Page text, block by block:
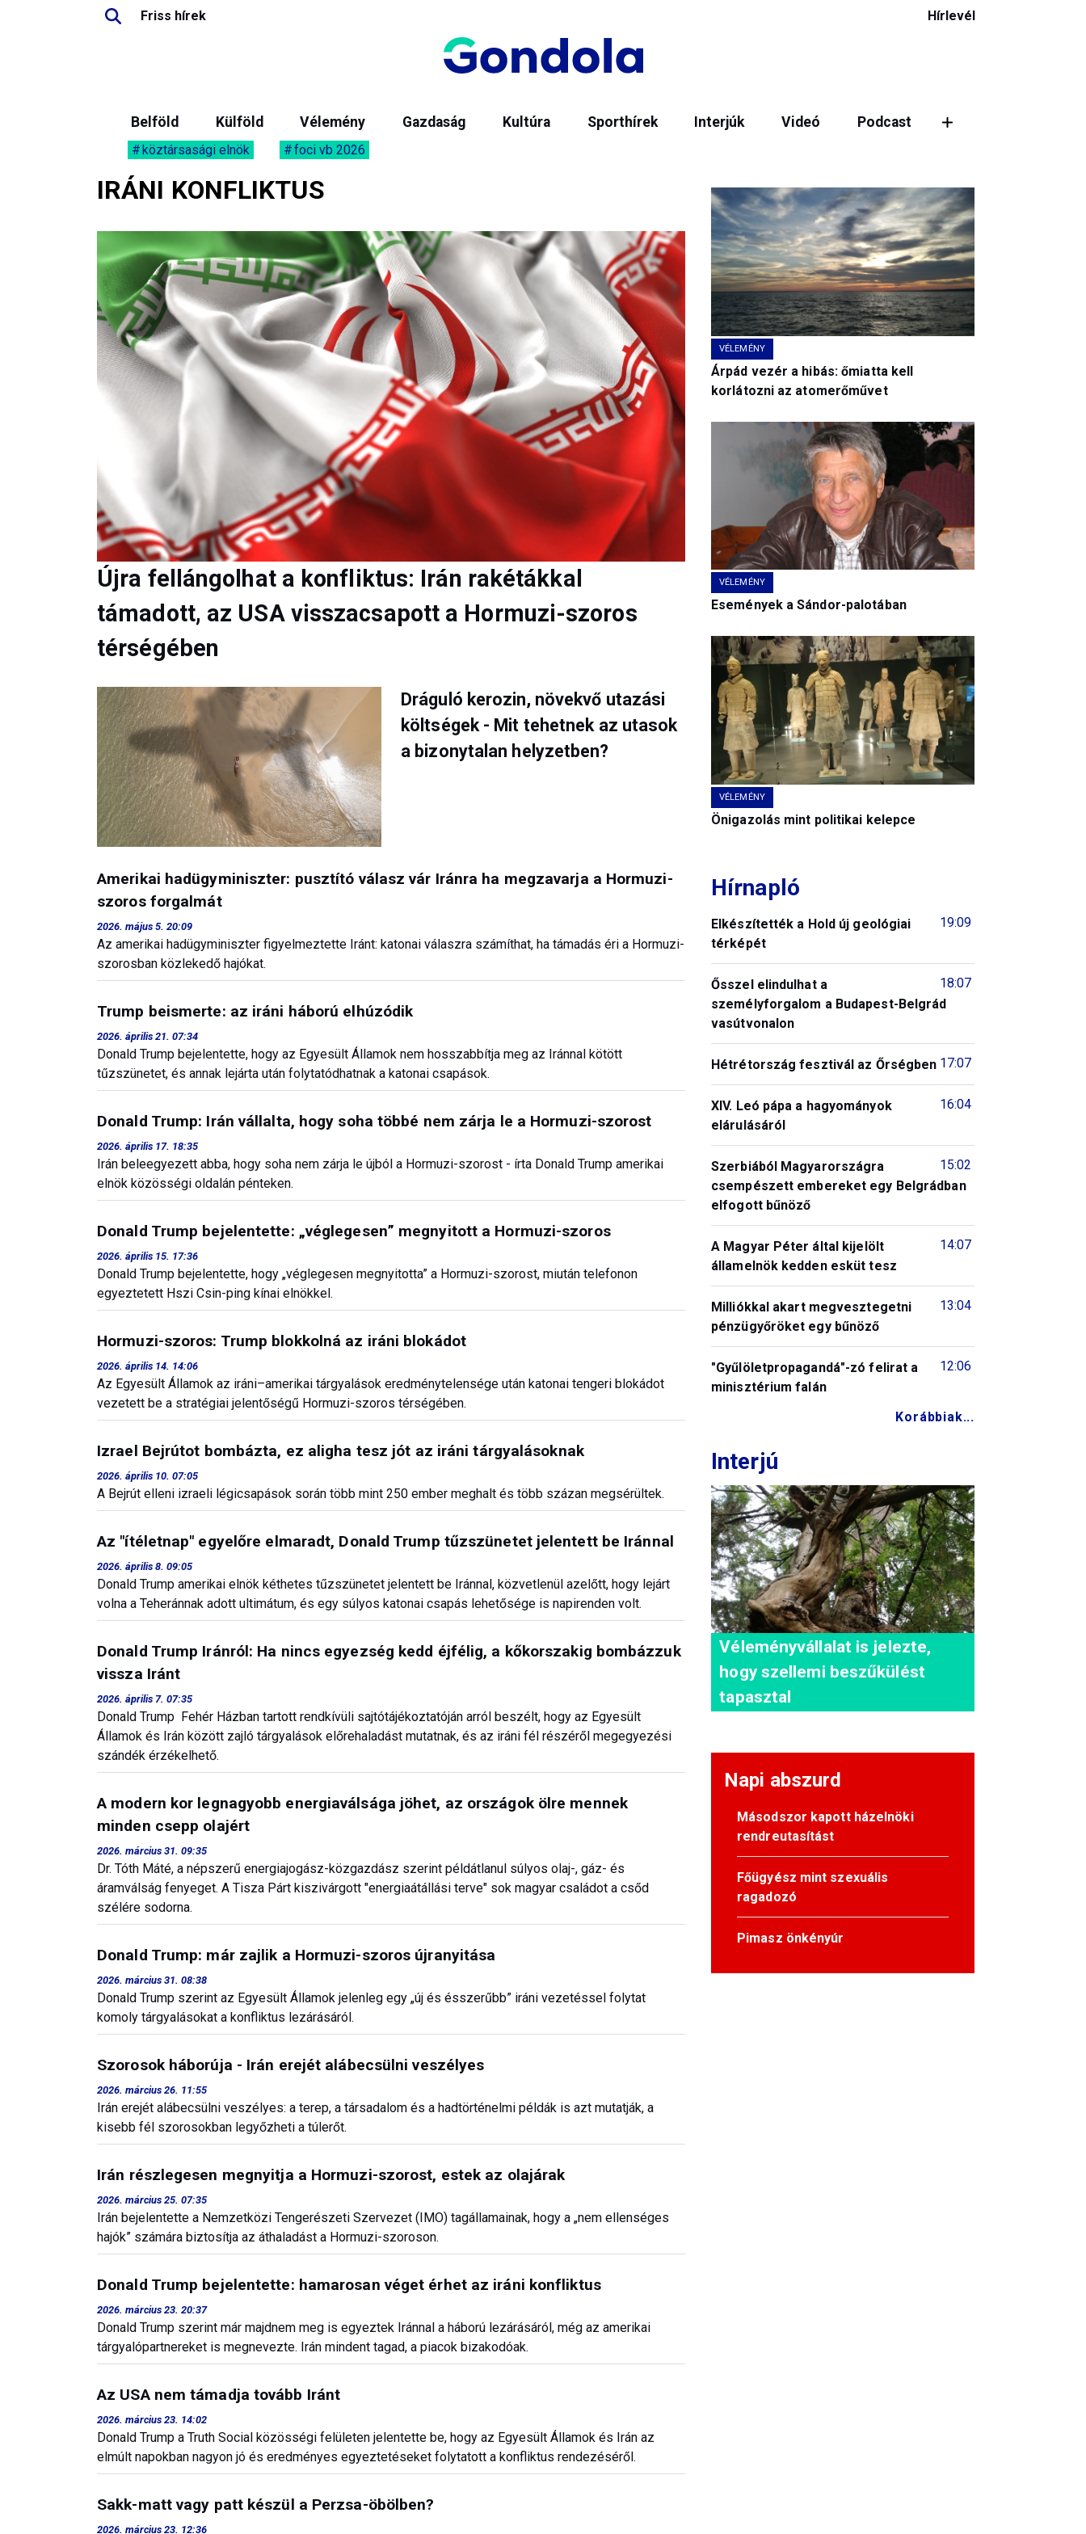
Friss hírek Hírlevél
Belföld Külföld Vélemény Gazdaság Kultúra Sporthírek Interjúk Videó Podcast
köztársasági elnök foci vb 2026
IRÁNI KONFLIKTUS
Újra fellángolhat a konfliktus: Irán rakétákkal
támadott, az USA visszacsapott a Hormuzi-szoros
térségében
Dráguló kerozin, növekvő utazási
költségek - Mit tehetnek az utasok
a bizonytalan helyzetben?
Amerikai hadügyminiszter: pusztító válasz vár Iránra ha megzavarja a Hormuzi-
szoros forgalmát
2026. május 5. 20:09
Az amerikai hadügyminiszter figyelmeztette Iránt: katonai válaszra számíthat, ha támadás éri a Hormuzi-
szorosban közlekedő hajókat.
Trump beismerte: az iráni háború elhúzódik
2026. április 21. 07:34
Donald Trump bejelentette, hogy az Egyesült Államok nem hosszabbítja meg az Iránnal kötött
tűzszünetet, és annak lejárta után folytatódhatnak a katonai csapások.
Donald Trump: Irán vállalta, hogy soha többé nem zárja le a Hormuzi-szorost
2026. április 17. 18:35
Irán beleegyezett abba, hogy soha nem zárja le újból a Hormuzi-szorost - írta Donald Trump amerikai
elnök közösségi oldalán pénteken.
Donald Trump bejelentette: „véglegesen” megnyitott a Hormuzi-szoros
2026. április 15. 17:36
Donald Trump bejelentette, hogy „véglegesen megnyitotta” a Hormuzi-szorost, miután telefonon
egyeztetett Hszi Csin-ping kínai elnökkel.
Hormuzi-szoros: Trump blokkolná az iráni blokádot
2026. április 14. 14:06
Az Egyesült Államok az iráni–amerikai tárgyalások eredménytelensége után katonai tengeri blokádot
vezetett be a stratégiai jelentőségű Hormuzi-szoros térségében.
Izrael Bejrútot bombázta, ez aligha tesz jót az iráni tárgyalásoknak
2026. április 10. 07:05
A Bejrút elleni izraeli légicsapások során több mint 250 ember meghalt és több százan megsérültek.
Az "ítéletnap" egyelőre elmaradt, Donald Trump tűzszünetet jelentett be Iránnal
2026. április 8. 09:05
Donald Trump amerikai elnök kéthetes tűzszünetet jelentett be Iránnal, közvetlenül azelőtt, hogy lejárt
volna a Teheránnak adott ultimátum, és egy súlyos katonai csapás lehetősége is napirenden volt.
Donald Trump Iránról: Ha nincs egyezség kedd éjfélig, a kőkorszakig bombázzuk
vissza Iránt
2026. április 7. 07:35
Donald Trump Fehér Házban tartott rendkívüli sajtótájékoztatóján arról beszélt, hogy az Egyesült
Államok és Irán között zajló tárgyalások előrehaladást mutatnak, és az iráni fél részéről megegyezési
szándék érzékelhető.
A modern kor legnagyobb energiaválsága jöhet, az országok ölre mennek
minden csepp olajért
2026. március 31. 09:35
Dr. Tóth Máté, a népszerű energiajogász-közgazdász szerint példátlanul súlyos olaj-, gáz- és
áramválság fenyeget. A Tisza Párt kiszivárgott "energiaátállási terve" sok magyar családot a csőd
szélére sodorna.
Donald Trump: már zajlik a Hormuzi-szoros újranyitása
2026. március 31. 08:38
Donald Trump szerint az Egyesült Államok jelenleg egy „új és ésszerűbb” iráni vezetéssel folytat
komoly tárgyalásokat a konfliktus lezárásáról.
Szorosok háborúja - Irán erejét alábecsülni veszélyes
2026. március 26. 11:55
Irán erejét alábecsülni veszélyes: a terep, a társadalom és a hadtörténelmi példák is azt mutatják, a
kisebb fél szorosokban legyőzheti a túlerőt.
Irán részlegesen megnyitja a Hormuzi-szorost, estek az olajárak
2026. március 25. 07:35
Irán bejelentette a Nemzetközi Tengerészeti Szervezet (IMO) tagállamainak, hogy a „nem ellenséges
hajók” számára biztosítja az áthaladást a Hormuzi-szoroson.
Donald Trump bejelentette: hamarosan véget érhet az iráni konfliktus
2026. március 23. 20:37
Donald Trump szerint már majdnem meg is egyeztek Iránnal a háború lezárásáról, még az amerikai
tárgyalópartnereket is megnevezte. Irán mindent tagad, a piacok bizakodóak.
Az USA nem támadja tovább Iránt
2026. március 23. 14:02
Donald Trump a Truth Social közösségi felületen jelentette be, hogy az Egyesült Államok és Irán az
elmúlt napokban nagyon jó és eredményes egyeztetéseket folytatott a konfliktus rendezéséről.
Sakk-matt vagy patt készül a Perzsa-öbölben?
2026. március 23. 12:36
VÉLEMÉNY
Árpád vezér a hibás: őmiatta kell
korlátozni az atomerőművet
VÉLEMÉNY
Események a Sándor-palotában
VÉLEMÉNY
Önigazolás mint politikai kelepce
Hírnapló
19:09
Elkészítették a Hold új geológiai
térképét
18:07
Ősszel elindulhat a
személyforgalom a Budapest-Belgrád
vasútvonalon
17:07
Hétrétország fesztivál az Őrségben
16:04
XIV. Leó pápa a hagyományok
elárulásáról
15:02
Szerbiából Magyarországra
csempészett embereket egy Belgrádban
elfogott bűnöző
14:07
A Magyar Péter által kijelölt
államelnök kedden esküt tesz
13:04
Milliókkal akart megvesztegetni
pénzügyőröket egy bűnöző
12:06
"Gyűlöletpropagandá"-zó felirat a
minisztérium falán
Korábbiak...
Interjú
Véleményvállalat is jelezte,
hogy szellemi beszűkülést
tapasztal
Napi abszurd
Másodszor kapott házelnöki
rendreutasítást
Főügyész mint szexuális
ragadozó
Pimasz önkényúr